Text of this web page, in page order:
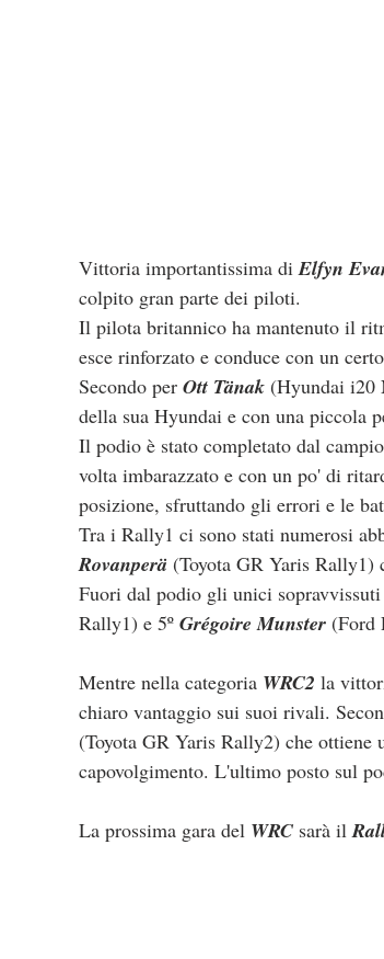
Vittoria importantissima di Elfyn
colpito gran parte dei piloti.
Il pilota britannico ha mantenuto il
esce rinforzato e conduce con un
Secondo per Ott Tänak (Hyundai i20
della sua Hyundai e con una piccola
Il podio è stato completato dal
volta imbarazzato e con un po' di
posizione, sfruttando gli errori e le
Tra i Rally1 ci sono stati numerosi
Rovanperä (Toyota GR Yaris Rally1)
Fuori dal podio gli unici
Rally1) e 5º Grégoire Munster (Ford
Mentre nella categoria WRC2 la
chiaro vantaggio sui suoi rivali.
(Toyota GR Yaris Rally2) che ottiene
capovolgimento. L'ultimo posto sul
La prossima gara del WRC sarà il